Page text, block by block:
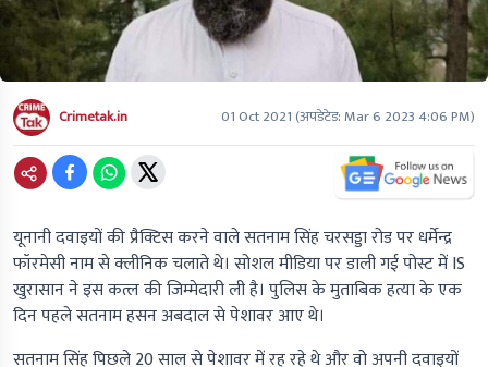
Crimetak.in 01 Oct 2021(अपडेटेड:Mar 6 2023 4:06 PM)
यूनानी दवाइयों की प्रैक्टिस करने वाले सतनाम सिंह चरसड्डा रोड पर धर्मेन्द्र
फॉरमेसी नाम से क्लीनिक चलाते थे। सोशल मीडिया पर डाली गई पोस्ट में IS
खुरासान ने इस कत्ल की जिम्मेदारी ली है। पुलिस के मुताबिक हत्या के एक
दिन पहले सतनाम हसन अबदाल से पेशावर आए थे।
सतनाम सिंह पिछले 20 साल से पेशावर में रह रहे थे और वो अपनी दवाइयों